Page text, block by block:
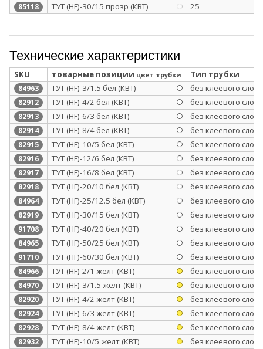
85118 ТУТ (HF)-30/15 прозр (КВТ) 25
Технические характеристики
SKU товарные позиции цвет трубки Тип трубки
84963 ТУТ (HF)-3/1.5 бел (КВТ) без клеевого слоя
82912 ТУТ (HF)-4/2 бел (КВТ) без клеевого слоя
82913 ТУТ (HF)-6/3 бел (КВТ) без клеевого слоя
82914 ТУТ (HF)-8/4 бел (КВТ) без клеевого слоя
82915 ТУТ (HF)-10/5 бел (КВТ) без клеевого слоя
82916 ТУТ (HF)-12/6 бел (КВТ) без клеевого слоя
82917 ТУТ (HF)-16/8 бел (КВТ) без клеевого слоя
82918 ТУТ (HF)-20/10 бел (КВТ) без клеевого слоя
84964 ТУТ (HF)-25/12.5 бел (КВТ) без клеевого слоя
82919 ТУТ (HF)-30/15 бел (КВТ) без клеевого слоя
91708 ТУТ (HF)-40/20 бел (КВТ) без клеевого слоя
84965 ТУТ (HF)-50/25 бел (КВТ) без клеевого слоя
91710 ТУТ (HF)-60/30 бел (КВТ) без клеевого слоя
84966 ТУТ (HF)-2/1 желт (КВТ) без клеевого слоя
84970 ТУТ (HF)-3/1.5 желт (КВТ) без клеевого слоя
82920 ТУТ (HF)-4/2 желт (КВТ) без клеевого слоя
82924 ТУТ (HF)-6/3 желт (КВТ) без клеевого слоя
82928 ТУТ (HF)-8/4 желт (КВТ) без клеевого слоя
82932 ТУТ (HF)-10/5 желт (КВТ) без клеевого слоя